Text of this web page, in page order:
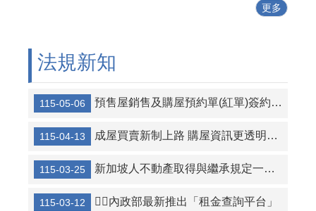
更多
法規新知
115-05-06 預售屋銷售及購屋預約單(紅單)簽約要注意!!
115-04-13 成屋買賣新制上路 購屋資訊更透明：節能標示、光電設備同步揭露
115-03-25 新加坡人不動產取得與繼承規定一次看懂
115-03-12 💁‍♂️內政部最新推出「租金查詢平台」